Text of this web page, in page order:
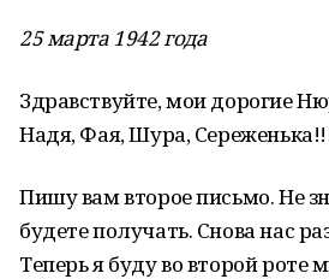
25 марта 1942 года
Здравствуйте, мои дорогие
Надя, Фая, Шура,
Пишу вам второе письмо. Не
будете получать. Снова нас
Теперь я буду во второй роте